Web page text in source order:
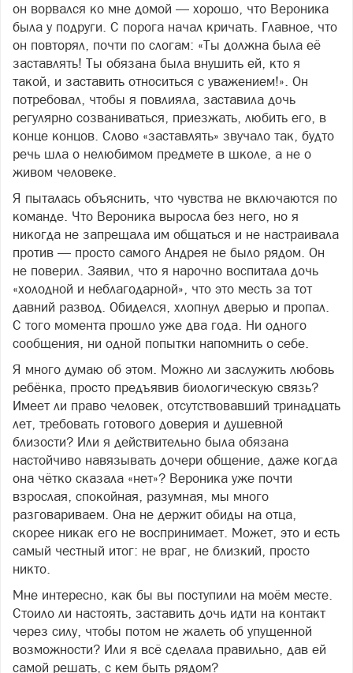
он ворвался ко мне домой — хорошо, что Вероника
была у подруги. С порога начал кричать. Главное, что
он повторял, почти по слогам: «Ты должна была её
заставлять! Ты обязана была внушить ей, кто я
такой, и заставить относиться с уважением!». Он
потребовал, чтобы я повлияла, заставила дочь
регулярно созваниваться, приезжать, любить его, в
конце концов. Слово «заставлять» звучало так, будто
речь шла о нелюбимом предмете в школе, а не о
живом человеке.
Я пыталась объяснить, что чувства не включаются по
команде. Что Вероника выросла без него, но я
никогда не запрещала им общаться и не настраивала
против — просто самого Андрея не было рядом. Он
не поверил. Заявил, что я нарочно воспитала дочь
«холодной и неблагодарной», что это месть за тот
давний развод. Обиделся, хлопнул дверью и пропал.
С того момента прошло уже два года. Ни одного
сообщения, ни одной попытки напомнить о себе.
Я много думаю об этом. Можно ли заслужить любовь
ребёнка, просто предъявив биологическую связь?
Имеет ли право человек, отсутствовавший тринадцать
лет, требовать готового доверия и душевной
близости? Или я действительно была обязана
настойчиво навязывать дочери общение, даже когда
она чётко сказала «нет»? Вероника уже почти
взрослая, спокойная, разумная, мы много
разговариваем. Она не держит обиды на отца,
скорее никак его не воспринимает. Может, это и есть
самый честный итог: не враг, не близкий, просто
никто.
Мне интересно, как бы вы поступили на моём месте.
Стоило ли настоять, заставить дочь идти на контакт
через силу, чтобы потом не жалеть об упущенной
возможности? Или я всё сделала правильно, дав ей
самой решать, с кем быть рядом?